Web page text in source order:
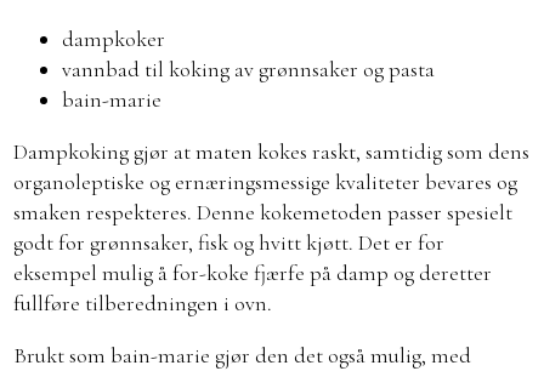
dampkoker
vannbad til koking av grønnsaker og pasta
bain-marie
Dampkoking gjør at maten kokes raskt, samtidig som dens
organoleptiske og ernæringsmessige kvaliteter bevares og
smaken respekteres. Denne kokemetoden passer spesielt
godt for grønnsaker, fisk og hvitt kjøtt. Det er for
eksempel mulig å for-koke fjærfe på damp og deretter
fullføre tilberedningen i ovn.
Brukt som bain-marie gjør den det også mulig, med